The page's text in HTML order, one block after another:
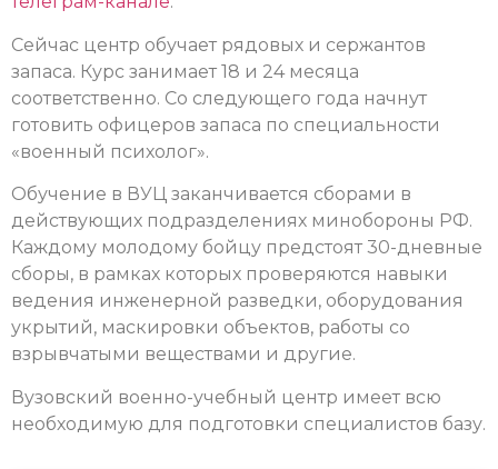
Сейчас центр обучает рядовых и сержантов
запаса. Курс занимает 18 и 24 месяца
соответственно. Со следующего года начнут
готовить офицеров запаса по специальности
«военный психолог».
Обучение в ВУЦ заканчивается сборами в
действующих подразделениях минобороны РФ.
Каждому молодому бойцу предстоят 30-дневные
сборы, в рамках которых проверяются навыки
ведения инженерной разведки, оборудования
укрытий, маскировки объектов, работы со
взрывчатыми веществами и другие.
Вузовский военно-учебный центр имеет всю
необходимую для подготовки специалистов базу.